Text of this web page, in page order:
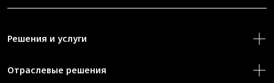
Решения и услуги
Отраслевые решения